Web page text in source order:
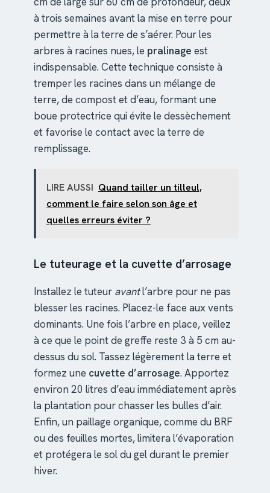
à trois semaines avant la mise en terre pour
permettre à la terre de s’aérer. Pour les
arbres à racines nues, le pralinage est
indispensable. Cette technique consiste à
tremper les racines dans un mélange de
terre, de compost et d’eau, formant une
boue protectrice qui évite le dessèchement
et favorise le contact avec la terre de
remplissage.
LIRE AUSSI Quand tailler un tilleul,
comment le faire selon son âge et
quelles erreurs éviter ?
Le tuteurage et la cuvette d’arrosage
Installez le tuteur avantl’arbre pour ne pas
blesser les racines. Placez-le face aux vents
dominants. Une fois l’arbre en place, veillez
à ce que le point de greffe reste 3 à 5 cm au-
dessus du sol. Tassez légèrement la terre et
formez une cuvette d’arrosage. Apportez
environ 20 litres d’eau immédiatement après
la plantation pour chasser les bulles d’air.
Enfin, un paillage organique, comme du BRF
ou des feuilles mortes, limitera l’évaporation
et protégera le sol du gel durant le premier
hiver.